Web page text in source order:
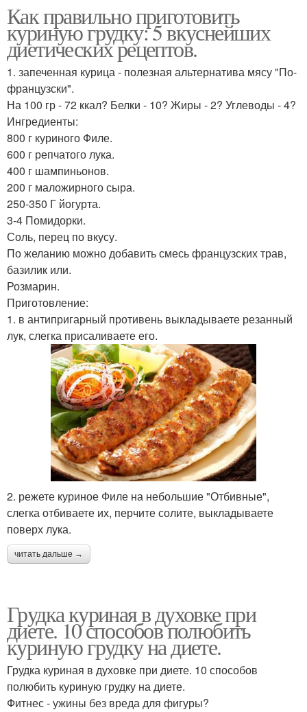
грудки
Грудка с тыквой
Каша с куриной грудкой
Грудка на диете
Грудка с помидорами
Рецепты из куриной
грудки
Грудки в кефире
Грудка на сковороде Грудки в кляре
Грудка в простом кляре Грудка в сырном кляре
Грудки в духовке
Как правильно приготовить
куриную грудку: 5 вкуснейших
диетических рецептов.
1. запеченная курица - полезная альтернатива мясу "По-
французски".
На 100 гр - 72 ккал? Белки - 10? Жиры - 2? Углеводы - 4?
Ингредиенты:
800 г куриного Филе.
600 г репчатого лука.
400 г шампиньонов.
200 г маложирного сыра.
250-350 Г йогурта.
3-4 Помидорки.
Соль, перец по вкусу.
По желанию можно добавить смесь французских трав,
базилик или.
Розмарин.
Приготовление:
1. в антипригарный противень выкладываете резанный
лук, слегка присаливаете его.
2. режете куриное Филе на небольшие "Отбивные",
слегка отбиваете их, перчите солите, выкладываете
поверх лука.
читать дальше →
Грудка куриная в духовке при
диете. 10 способов полюбить
куриную грудку на диете.
Грудка куриная в духовке при диете. 10 способов
полюбить куриную грудку на диете.
Фитнес - ужины без вреда для фигуры?